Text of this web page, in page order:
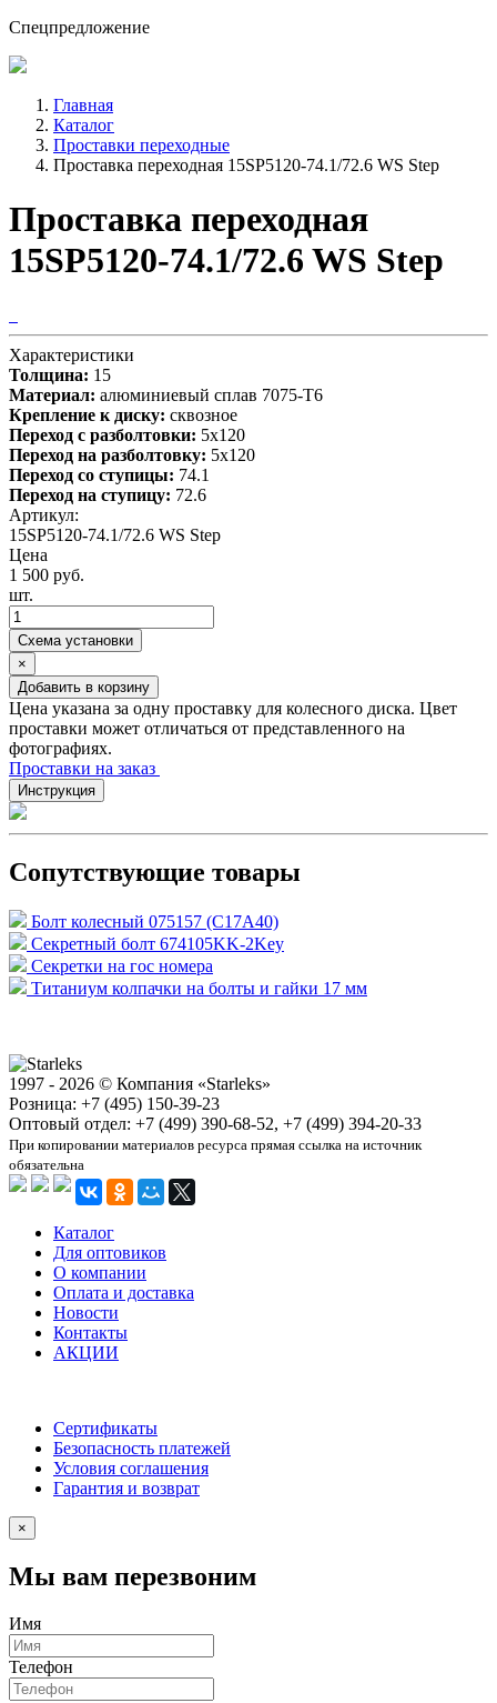
Спецпредложение
Главная
Каталог
Проставки переходные
Проставка переходная 15SP5120-74.1/72.6 WS Step
Проставка переходная
15SP5120-74.1/72.6 WS Step
Характеристики
Толщина: 15
Материал: алюминиевый сплав 7075-T6
Крепление к диску: сквозное
Переход с разболтовки: 5х120
Переход на разболтовку: 5х120
Переход со ступицы: 74.1
Переход на ступицу: 72.6
Артикул:
15SP5120-74.1/72.6 WS Step
Цена
1 500 руб.
шт.
Схема установки
×
Добавить в корзину
Цена указана за одну проставку для колесного диска. Цвет
проставки может отличаться от представленного на
фотографиях.
Проставки на заказ
Инструкция
Сопутствующие товары
Болт колесный 075157 (C17A40)
Секретный болт 674105KK-2Key
Секретки на гос номера
Титаниум колпачки на болты и гайки 17 мм
1997 - 2026 © Компания «Starleks»
Розница: +7 (495) 150-39-23
Оптовый отдел: +7 (499) 390-68-52, +7 (499) 394-20-33
При копировании материалов ресурса прямая ссылка на источник
обязательна
Каталог
Для оптовиков
О компании
Оплата и доставка
Новости
Контакты
АКЦИИ
Сертификаты
Безопасность платежей
Условия соглашения
Гарантия и возврат
×
Мы вам перезвоним
Имя
Телефон